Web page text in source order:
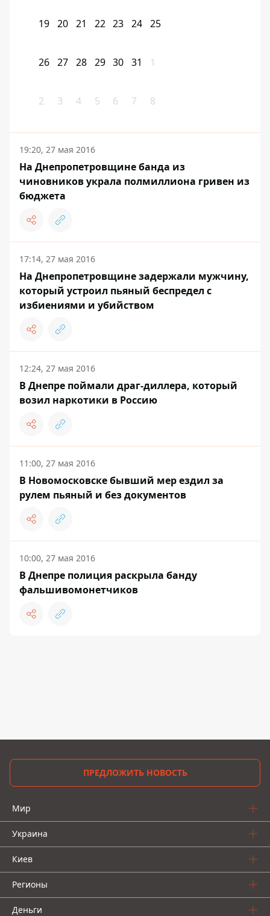
19 20 21 22 23 24 25
26 27 28 29 30 31 1
2 3 4 5 6 7 8
19:20, 27 мая 2016
На Днепропетровщине банда из
чиновников украла полмиллиона гривен из
бюджета
17:14, 27 мая 2016
На Днепропетровщине задержали мужчину,
который устроил пьяный беспредел с
избиениями и убийством
12:24, 27 мая 2016
В Днепре поймали драг-диллера, который
возил наркотики в Россию
11:00, 27 мая 2016
В Новомосковске бывший мер ездил за
рулем пьяный и без документов
10:00, 27 мая 2016
В Днепре полиция раскрыла банду
фальшивомонетчиков
ПРЕДЛОЖИТЬ НОВОСТЬ
Мир
Украина
Киев
Регионы
Деньги